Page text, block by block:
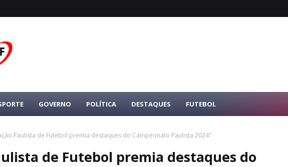
GOVERNO POLÍTICA DESTAQUES FUTEBOL
Paulista de Futebol premia destaques do Campeonato Paulista 2024"
de Futebol premia destaques do